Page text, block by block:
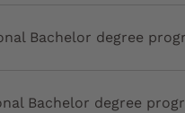
Bachelor degree
Bachelor degree